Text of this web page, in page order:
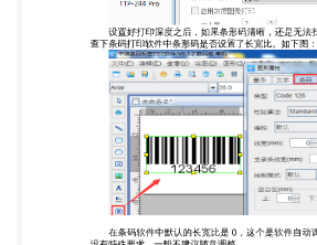
常来说设备更容易读取比值较 大
采用的都是默认值，如果没有特
整， 否则条形码不好扫描。 如
寸的话，可以选中条形码，通过
框，来调整条形码的大小，也可
中，设置条形码的宽度和高 度，
如果条码打印软件中长宽比采用